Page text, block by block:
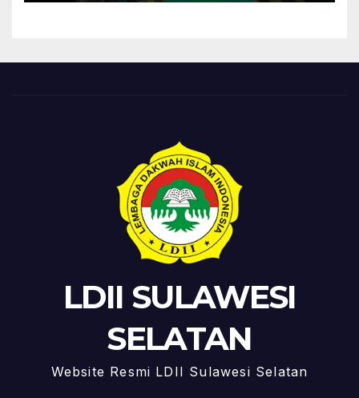
LDII SULAWESI
SELATAN
Website Resmi LDII Sulawesi Selatan